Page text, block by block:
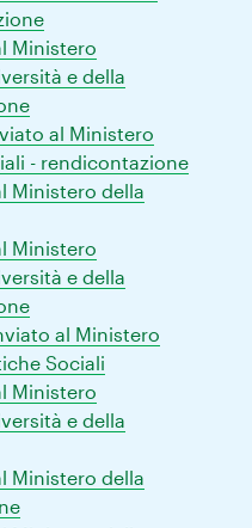
Ministero
e della
al Ministero
- rendicontazione
Ministero della
Ministero
e della
al Ministero
Sociali
Ministero
e della
Ministero della